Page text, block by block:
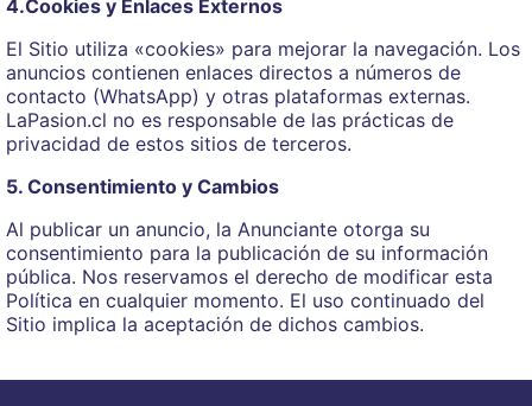
4.Cookies y Enlaces Externos
El Sitio utiliza «cookies» para mejorar la navegación. Los
anuncios contienen enlaces directos a números de
contacto (WhatsApp) y otras plataformas externas.
LaPasion.cl no es responsable de las prácticas de
privacidad de estos sitios de terceros.
5. Consentimiento y Cambios
Al publicar un anuncio, la Anunciante otorga su
consentimiento para la publicación de su información
pública. Nos reservamos el derecho de modificar esta
Política en cualquier momento. El uso continuado del
Sitio implica la aceptación de dichos cambios.